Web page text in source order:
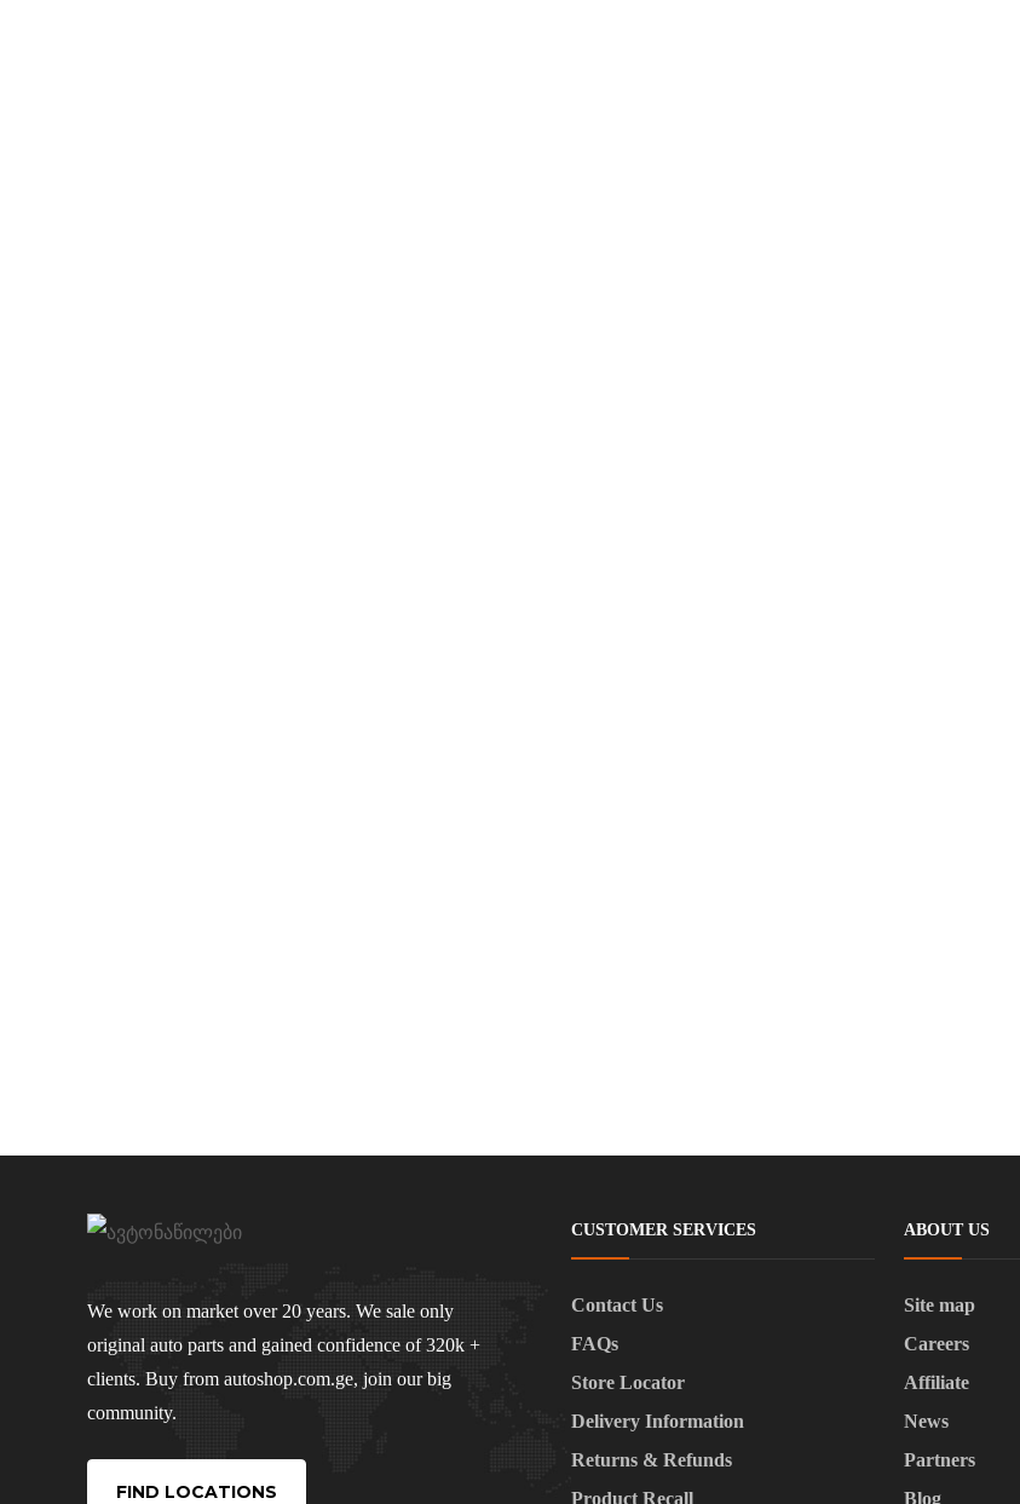
We work on market over 20 years. We sale only
original auto parts and gained confidence of 320k +
clients. Buy from autoshop.com.ge, join our big
community.
FIND LOCATIONS
CUSTOMER SERVICES
Contact Us
FAQs
Store Locator
Delivery Information
Returns & Refunds
Product Recall
ABOUT US
Site map
Careers
Affiliate
News
Partners
Blog